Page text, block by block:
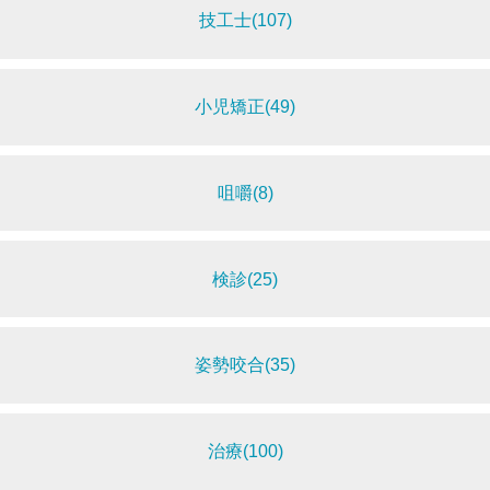
技工士(107)
小児矯正(49)
咀嚼(8)
検診(25)
姿勢咬合(35)
治療(100)